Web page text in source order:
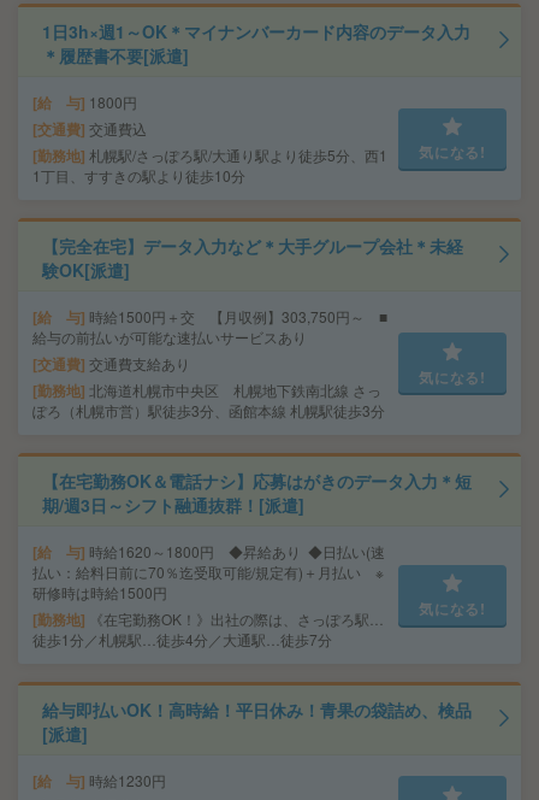
1日3h×週1～OK＊マイナンバーカード内容のデータ入力
＊履歴書不要[派遣]
給 与 1800円
交通費 交通費込
勤務地 札幌駅/さっぽろ駅/大通り駅より徒歩5分、西1
1丁目、すすきの駅より徒歩10分
気になる!
【完全在宅】データ入力など＊大手グループ会社＊未経
験OK[派遣]
給 与 時給1500円＋交 【月収例】303,750円～ ■
給与の前払いが可能な速払いサービスあり
交通費 交通費支給あり
勤務地 北海道札幌市中央区 札幌地下鉄南北線 さっ
ぽろ（札幌市営）駅徒歩3分、函館本線 札幌駅徒歩3分
気になる!
【在宅勤務OK＆電話ナシ】応募はがきのデータ入力＊短
期/週3日～シフト融通抜群！[派遣]
給 与 時給1620～1800円 ◆昇給あり ◆日払い(速
払い：給料日前に70％迄受取可能/規定有)＋月払い ※
研修時は時給1500円
勤務地
《在宅勤務OK！》出社の際は、さっぽろ駅…
徒歩1分／札幌駅…徒歩4分／大通駅…徒歩7分
気になる!
給与即払いOK！高時給！平日休み！青果の袋詰め、検品
[派遣]
給 与 時給1230円